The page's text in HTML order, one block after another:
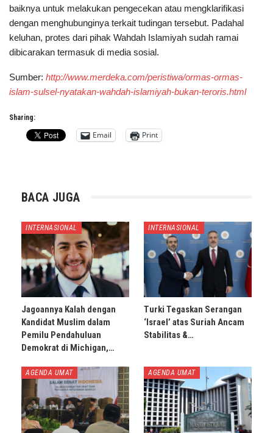
baiknya untuk melakukan pengecekan atau mengklarifikasi
dengan menghubunginya terkait tudingan tersebut. Padahal
keluhan, protes dari pihak Wahdah Islamiyah sudah ramai
dibicarakan termasuk di media sosial.
Sumber: http://www.merdeka.com/peristiwa/ormas-ormas-
islam-sulsel-nyatakan-wahdah-islamiyah-bukan-teroris.html
Sharing:
Email Print
BACA JUGA
INTERNASIONAL
Jagoannya Kalah dengan
Kandidat Muslim dalam
Pemilu Pendahuluan
Demokrat di Michigan,…
INTERNASIONAL
Turki Tegaskan Serangan
‘Israel’ atas Suriah Ancam
Stabilitas &…
AGENDA UMAT AGENDA UMAT